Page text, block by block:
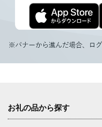
お礼の品から探す